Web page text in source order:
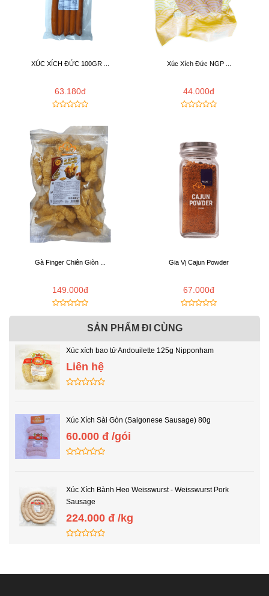
XÚC XÍCH ĐỨC 100GR ...
63.180đ
Xúc Xích Đức NGP ...
44.000đ
Gà Finger Chiên Giòn ...
149.000đ
Gia Vị Cajun Powder
67.000đ
SẢN PHẨM ĐI CÙNG
Xúc xích bao tử Andouilette 125g Nipponham
Liên hệ
Xúc Xích Sài Gòn (Saigonese Sausage) 80g
60.000 đ /gói
Xúc Xích Bành Heo Weisswurst - Weisswurst Pork
Sausage
224.000 đ /kg